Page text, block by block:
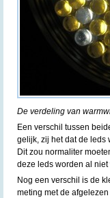
De verdeling van
Een verschil tussen
gelijk, zij het dat de leds
Dit zou normaliter
deze leds worden al
Nog een verschil is de
meting met de